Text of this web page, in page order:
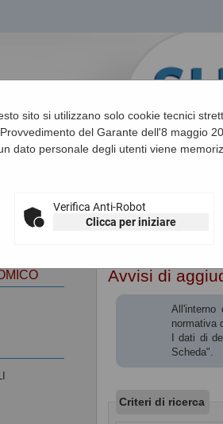
Sei qui: Home»
sito si utilizzano solo cookie tecnici
del Garante dell'8 maggio
dato personale degli utenti viene
Verifica Anti-Robot
Clicca per iniziare
Avvisi di
normativa
I dati di
Scheda".
Criteri di ricerca